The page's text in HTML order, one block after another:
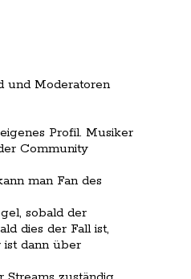
und Moderatoren
Profil. Musiker
Community
man Fan des
sobald der
dies der Fall ist,
ist dann über